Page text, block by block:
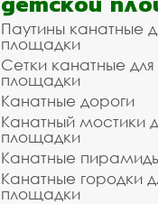
Паутины канатные
площадки
Сетки канатные
площадки
Канатные дороги
Канатный мостики
площадки
Канатные
Канатные городки
площадки